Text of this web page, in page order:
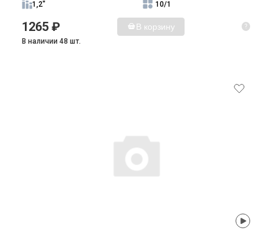
1,2" 10/1
1265 ₽ В корзину ?
В наличии 48 шт.